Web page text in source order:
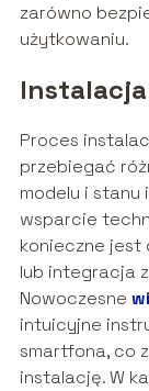
zarówno
użytkowaniu.
Proces
przebiegać
modelu i
wsparcie
konieczne jest
lub integracja
Nowoczesne
intuicyjne
smartfona, co
instalację. W